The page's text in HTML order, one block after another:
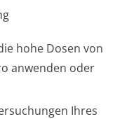
hohe Dosen von
anwenden oder
Ihres